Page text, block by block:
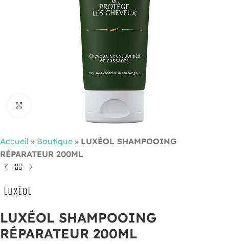
Cliquez pour agrandir
Accueil » Boutique » LUXÉOL SHAMPOOING
RÉPARATEUR 200ML
LUXÉOL SHAMPOOING
RÉPARATEUR 200ML